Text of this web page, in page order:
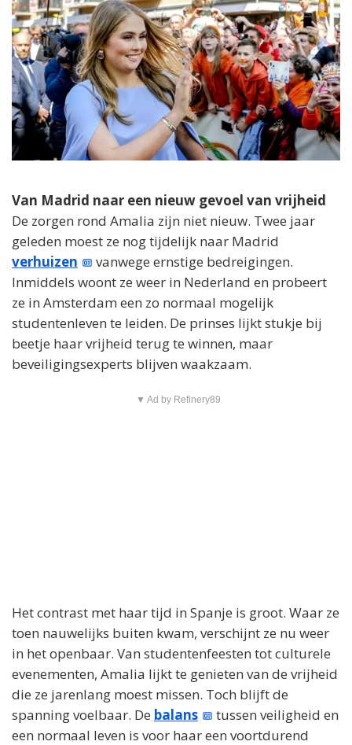
Van Madrid naar een nieuw gevoel van vrijheid
De zorgen rond Amalia zijn niet nieuw. Twee jaar
geleden moest ze nog tijdelijk naar Madrid
verhuizen
vanwege ernstige bedreigingen.
Inmiddels woont ze weer in Nederland en probeert
ze in Amsterdam een zo normaal mogelijk
studentenleven te leiden. De prinses lijkt stukje bij
beetje haar vrijheid terug te winnen, maar
beveiligingsexperts blijven waakzaam.
▼ Ad by Refinery89
Het contrast met haar tijd in Spanje is groot. Waar ze
toen nauwelijks buiten kwam, verschijnt ze nu weer
in het openbaar. Van studentenfeesten tot culturele
evenementen, Amalia lijkt te genieten van de vrijheid
die ze jarenlang moest missen. Toch blijft de
spanning voelbaar. De balans
tussen veiligheid en
een normaal leven is voor haar een voortdurend